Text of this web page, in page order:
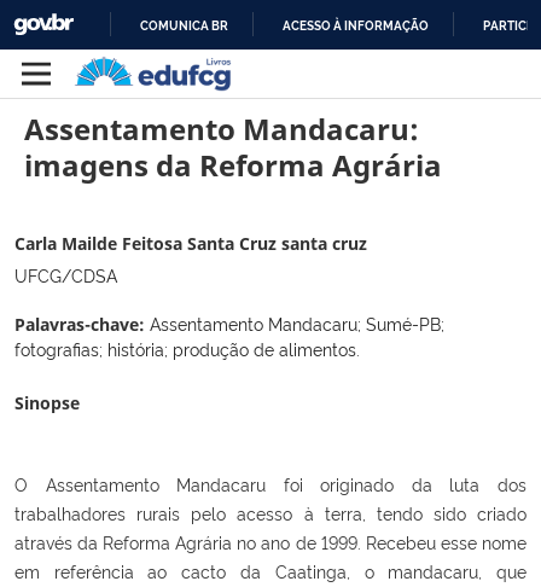
COMUNICA BR ACESSO À INFORMAÇÃO
Assentamento Mandacaru:
imagens da Reforma Agrária
Carla Mailde Feitosa Santa Cruz santa cruz
UFCG/CDSA
Palavras-chave: Assentamento Mandacaru; Sumé-PB;
fotografias; história; produção de alimentos.
Sinopse
O Assentamento Mandacaru foi originado da luta dos
trabalhadores rurais pelo acesso à terra, tendo sido criado
através da Reforma Agrária no ano de 1999. Recebeu esse nome
em referência ao cacto da Caatinga, o mandacaru, que